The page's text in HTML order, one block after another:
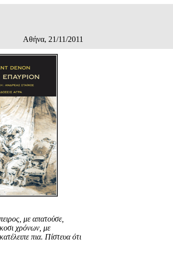
Αθήνα, 21/11/2011
με απατούσε,
χρόνων, με
πια. Πίστευα ότι